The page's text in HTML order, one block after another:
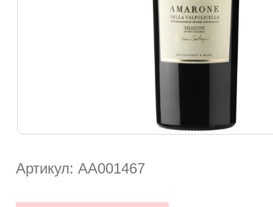
Артикул: АА001467